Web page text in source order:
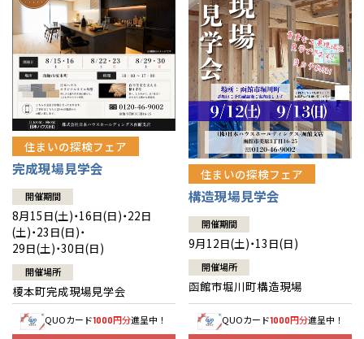
グループ会社紹介
CMギャラリー
採用情報
住まいの探検フェア
完成現場見学会
開催期間
8月15日(土)・16日(日)・22日
(土)・23日(日)・
29日(土)・30日(日)
開催場所
榎本町完成現場見学会
QUOカード1000円分進呈中！
住まいの探検フェア
構造現場見学会
開催期間
9月12日(土)・13日(日)
開催場所
函館市堀川町構造現場
QUOカード1000円分進呈中！